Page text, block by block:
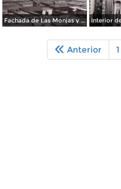
Fachada de Las Monjas y del Ex Teresiano
Anterior 1